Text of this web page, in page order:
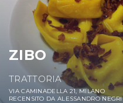
ZIBO
TRATTORIA
VIA CAMINADELLA 21, MILANO
RECENSITO DA ALESSANDRO NEGRI